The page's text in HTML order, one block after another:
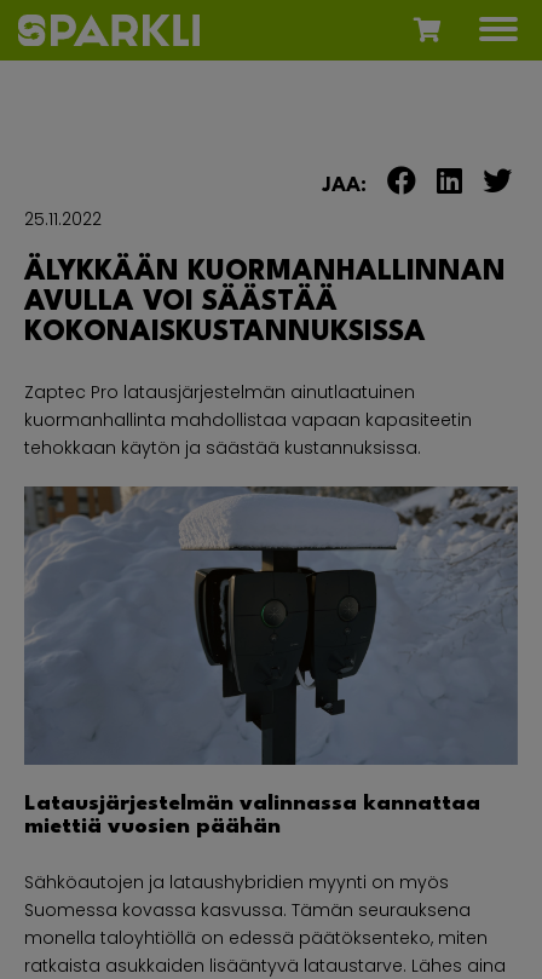
JAA:
25.11.2022
ÄLYKKÄÄN KUORMANHALLINNAN
AVULLA VOI SÄÄSTÄÄ
KOKONAISKUSTANNUKSISSA
Zaptec Pro latausjärjestelmän ainutlaatuinen
kuormanhallinta mahdollistaa vapaan kapasiteetin
tehokkaan käytön ja säästää kustannuksissa.
Latausjärjestelmän valinnassa kannattaa
miettiä vuosien päähän
Sähköautojen ja lataushybridien myynti on myös
Suomessa kovassa kasvussa. Tämän seurauksena
monella taloyhtiöllä on edessä päätöksenteko, miten
ratkaista asukkaiden lisääntyvä lataustarve. Lähes aina